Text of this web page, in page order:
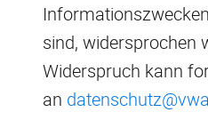
sind, widersprochen
Widerspruch kann
an